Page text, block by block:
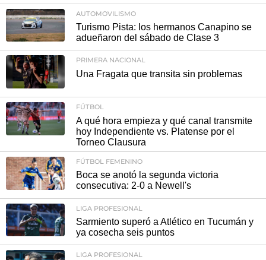
AUTOMOVILISMO
Turismo Pista: los hermanos Canapino se
adueñaron del sábado de Clase 3
PRIMERA NACIONAL
Una Fragata que transita sin problemas
FÚTBOL
A qué hora empieza y qué canal transmite
hoy Independiente vs. Platense por el
Torneo Clausura
FÚTBOL FEMENINO
Boca se anotó la segunda victoria
consecutiva: 2-0 a Newell's
LIGA PROFESIONAL
Sarmiento superó a Atlético en Tucumán y
ya cosecha seis puntos
LIGA PROFESIONAL